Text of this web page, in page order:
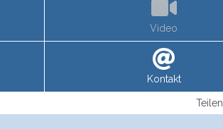
Video
Kontakt
Teilen